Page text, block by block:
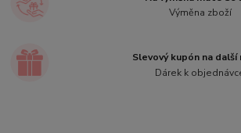
Výměna zboží
Slevový kupón na další
Dárek k